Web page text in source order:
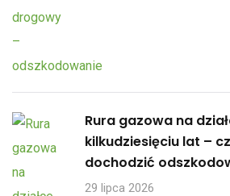
Rura gazowa na
kilkudziesięciu lat –
dochodzić
29 lipca 2026